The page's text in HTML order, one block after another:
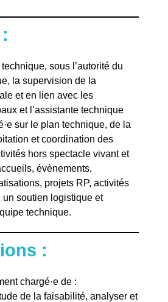
technique, sous l’autorité du
la supervision de la
et en lien avec les
et l’assistante technique
sur le plan technique, de la
et coordination des
hors spectacle vivant et
évènements,
projets RP, activités
soutien logistique et
technique.
:
chargé·e de :
de la faisabilité, analyser et